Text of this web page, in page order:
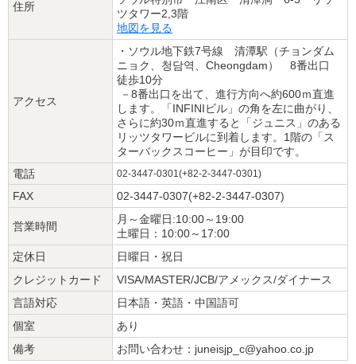
住所
ツタワー2,3階
地図を見る
アクセス
・ソウル地下鉄7号線 清潭駅（チョンダム
ニョク、청담역、Cheongdam） 8番出口
徒歩10分
－8番出口を出て、進行方向へ約600ｍ直進
します。「INFINIビル」の角を左に曲がり、
さらに約30ｍ直進すると「ジュニス」のある
リッツタワービルに到着します。1階の「ス
ターバックスコーヒー」が目印です。
電話
02-3447-0301(+82-2-3447-0301)
FAX 02-3447-0307(+82-2-3447-0307)
営業時間
月～金曜日:10:00～19:00
土曜日：10:00～17:00
定休日
日曜日・祝日
クレジットカード
VISA/MASTER/JCB/アメックス/ダイナース
言語対応
日本語・英語・中国語可
個室
あり
備考
お問い合わせ：juneisjp_c@yahoo.co.jp